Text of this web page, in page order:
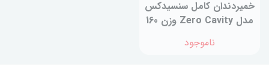
خمیردندان کامل سنسیدکس
مدل Zero Cavity وزن 160
ناموجود